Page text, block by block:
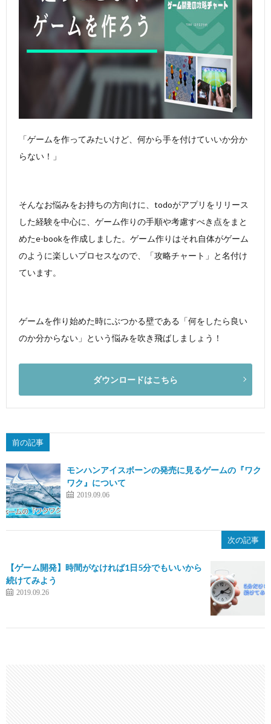
「ゲームを作ってみたいけど、何から手を付けていいか分か
らない！」
そんなお悩みをお持ちの方向けに、todoがアプリをリリース
した経験を中心に、ゲーム作りの手順や考慮すべき点をまと
めたe-bookを作成しました。ゲーム作りはそれ自体がゲーム
のように楽しいプロセスなので、「攻略チャート」と名付け
ています。
ゲームを作り始めた時にぶつかる壁である「何をしたら良い
のか分からない」という悩みを吹き飛ばしましょう！
ダウンロードはこちら
前の記事
モンハンアイスボーンの発売に見るゲームの『ワク
ワク』について
2019.09.06
次の記事
【ゲーム開発】時間がなければ1日5分でもいいから
続けてみよう
2019.09.26